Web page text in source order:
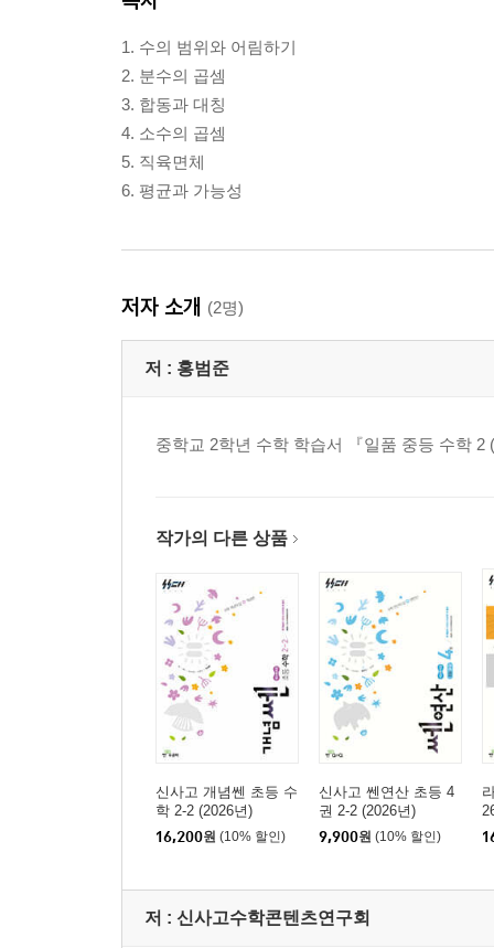
1. 수의 범위와 어림하기
2. 분수의 곱셈
3. 합동과 대칭
4. 소수의 곱셈
5. 직육면체
6. 평균과 가능성
저자 소개 (2명)
저 : 홍범준
중학교 2학년 수학 학습서 『일품 중등 수학 2
작가의 다른 상품
신사고 개념쎈 초등 수
학 2-2 (2026년)
16,200원 (10% 할인)
신사고 쎈연산 초등 4
권 2-2 (2026년)
9,900원 (10% 할인)
저 : 신사고수학콘텐츠연구회